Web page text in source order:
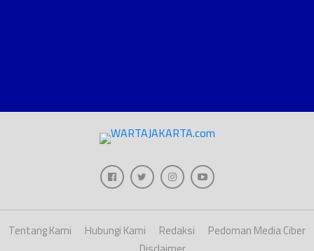
Tentang Kami Hubungi Kami Redaksi
Pedoman Media Ciber